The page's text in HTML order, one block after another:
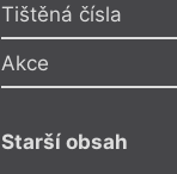
Tištěná čísla
Akce
Starší obsah